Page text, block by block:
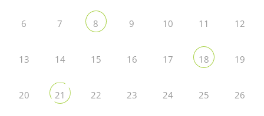
6 7 8 9 10 11 12
13 14 15 16 17 18 19
20 21 22 23 24 25 26